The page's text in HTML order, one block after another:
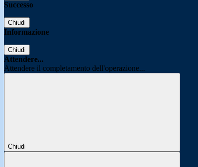
Successo
Chiudi
Informazione
Chiudi
Attendere...
Attendere il completamento dell'operazione...
Chiudi